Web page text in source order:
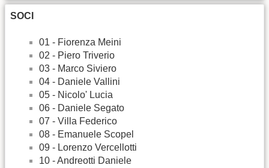
SOCI
01 - Fiorenza Meini
02 - Piero Triverio
03 - Marco Siviero
04 - Daniele Vallini
05 - Nicolo' Lucia
06 - Daniele Segato
07 - Villa Federico
08 - Emanuele Scopel
09 - Lorenzo Vercellotti
10 - Andreotti Daniele